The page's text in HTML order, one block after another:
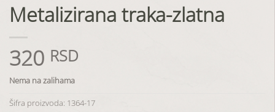
Metalizirana traka-zlatna
320 RSD
Nema na zalihama
Šifra proizvoda: 1364-17